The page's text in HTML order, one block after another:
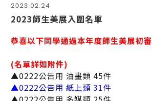
2023.02.24
2023師生美展入圍名單
恭喜以下同學通過本年度師生美展初審
(名單詳如附件)
▲0222公告用 油畫類 45件
▲0222公告用 紙上類 31件